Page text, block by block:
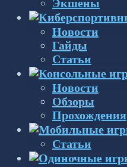
Экшены
Новости
Гайды
Статьи
Новости
Обзоры
Прохождения
Статьи